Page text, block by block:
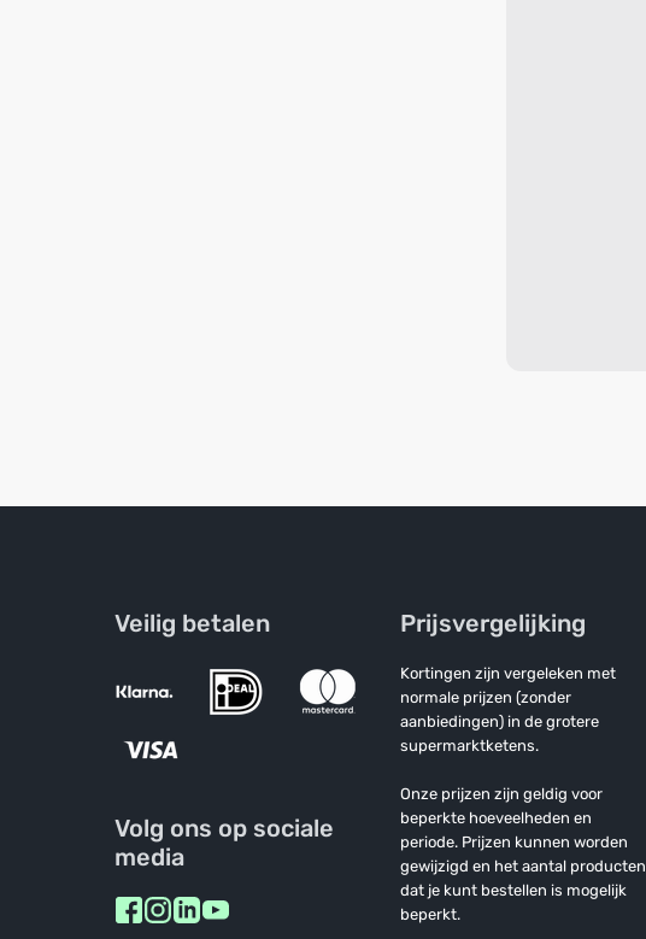
Veilig betalen
Volg ons op sociale
media
Prijsvergelijking
Kortingen zijn vergeleken met
normale prijzen (zonder
aanbiedingen) in de grotere
supermarktketens.
Onze prijzen zijn geldig voor
beperkte hoeveelheden en
periode. Prijzen kunnen worden
gewijzigd en het aantal producten
dat je kunt bestellen is mogelijk
beperkt.